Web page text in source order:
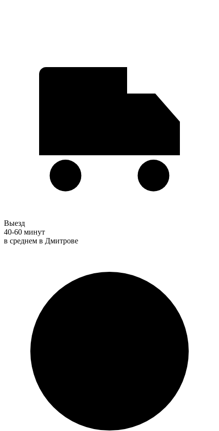
Выезд
40-60 минут
в среднем в Дмитрове